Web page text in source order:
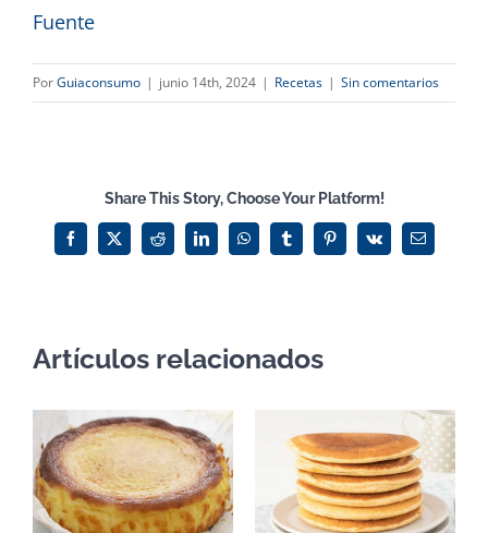
Fuente
PorGuiaconsumo | junio 14th, 2024 | Recetas | Sin comentarios
Share This Story, Choose Your Platform!
Facebook
X Reddit LinkedInWhatsAppTumblrPinterest
Vk
Correo
electrónico
Artículos relacionados